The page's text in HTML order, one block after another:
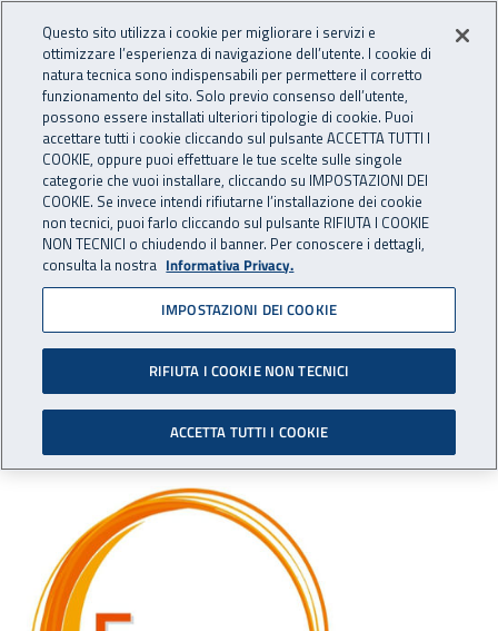
INAIL - Istituto Nazionale
Apri cerca
Navigazione principale
Navigazione - Ti trovi in:
Home Inail comunica Eventi
dal 30 marzo al 01 aprile 2017
L’Inail alla X edizione di
Energy Med
Napoli (NA) - 30 marzo-1 aprile 2017
L’Inail alla X edizione di Energy Med
Questo sito utilizza i cookie per migliorare i servizi e
ottimizzare l’esperienza di navigazione dell’utente. I cookie di
natura tecnica sono indispensabili per permettere il corretto
funzionamento del sito. Solo previo consenso dell’utente,
possono essere installati ulteriori tipologie di cookie. Puoi
accettare tutti i cookie cliccando sul pulsante ACCETTA TUTTI I
COOKIE, oppure puoi effettuare le tue scelte sulle singole
categorie che vuoi installare, cliccando su IMPOSTAZIONI DEI
COOKIE. Se invece intendi rifiutarne l’installazione dei cookie
non tecnici, puoi farlo cliccando sul pulsante RIFIUTA I COOKIE
NON TECNICI o chiudendo il banner. Per conoscere i dettagli,
consulta la nostra Informativa Privacy.
IMPOSTAZIONI DEI COOKIE
RIFIUTA I COOKIE NON TECNICI
ACCETTA TUTTI I COOKIE